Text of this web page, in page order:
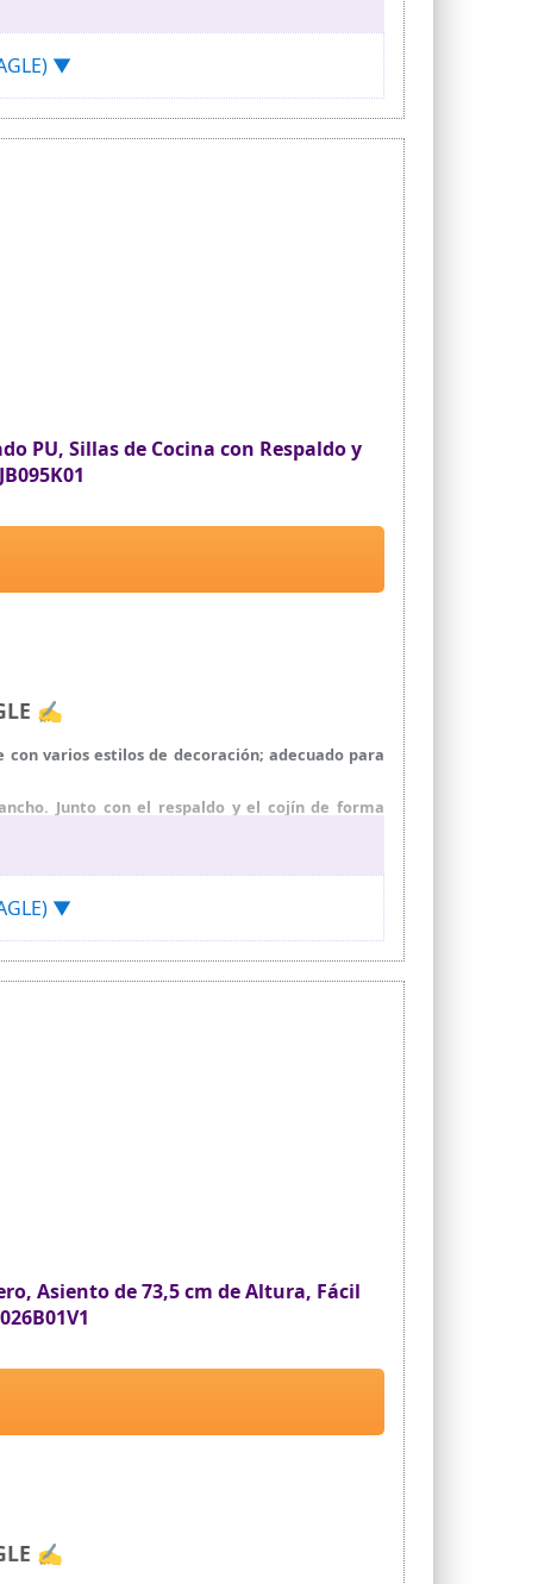
taburetes pueden deslizarse fácilmente bajo la
taburetes de cocina es pan comido
y completo para tus pies para que puedas
▼
PU, Sillas de Cocina con Respaldo y
✍
varios estilos de decoración; adecuado para
Junto con el respaldo y el cojín de forma
una carga de 120 kg por taburete de bar:
360°, lo que te permite encontrar tu posición
limpiar fácilmente con un paño húmedo para
▼
Asiento de 73,5 cm de Altura, Fácil
✍